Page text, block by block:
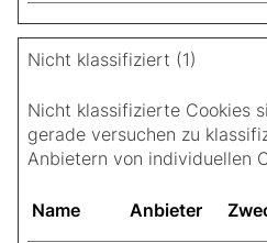
Nicht klassifiziert (1)
Nicht klassifizierte Cookies
gerade versuchen zu
Anbietern von individuellen
Name Anbieter